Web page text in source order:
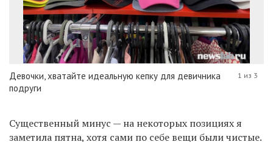
Девочки, хватайте идеальную кепку для девичника
подруги
1 из 3
Существенный минус — на некоторых позициях я
заметила пятна, хотя сами по себе вещи были чистые.